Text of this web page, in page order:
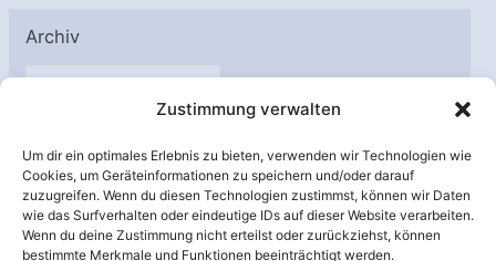
Zustimmung verwalten
Um dir ein optimales Erlebnis zu bieten, verwenden wir Technologien wie
Cookies, um Geräteinformationen zu speichern und/oder darauf
zuzugreifen. Wenn du diesen Technologien zustimmst, können wir Daten
wie das Surfverhalten oder eindeutige IDs auf dieser Website verarbeiten.
Wenn du deine Zustimmung nicht erteilst oder zurückziehst, können
bestimmte Merkmale und Funktionen beeinträchtigt werden.
Archiv
A
h
i
v
Unterstützt von: